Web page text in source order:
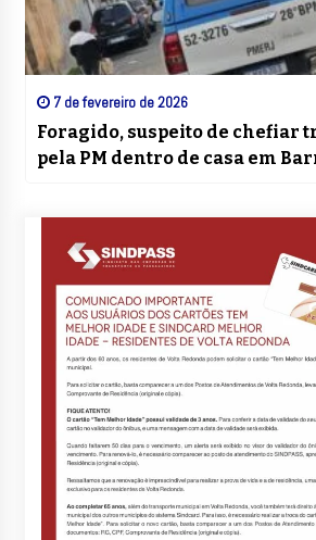
7 de fevereiro de 2026
Foragido, suspeito de chefiar
pela PM dentro de casa em